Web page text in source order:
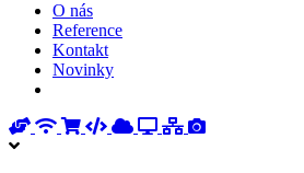
O nás
Reference
Kontakt
Novinky